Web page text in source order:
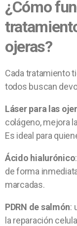
¿Cómo
ojeras?
Cada tratamiento
todos buscan
Láser para las
colágeno, mejora
Es ideal para
Ácido hialurónico
de forma
marcadas.
PDRN de salmón:
la reparación